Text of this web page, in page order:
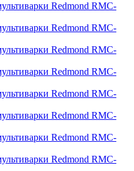
Redmond RMC-
Redmond RMC-
Redmond RMC-
Redmond RMC-
Redmond RMC-
Redmond RMC-
Redmond RMC-
Redmond RMC-